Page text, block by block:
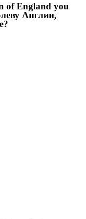
of England you
Англии,